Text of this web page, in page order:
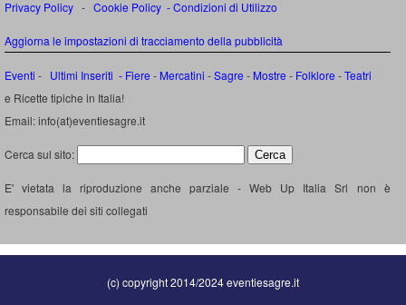
Privacy Policy - Cookie Policy -Condizioni di Utilizzo
Aggiorna le impostazioni di tracciamento della pubblicità
Eventi - Ultimi Inseriti - Fiere - Mercatini -Sagre - Mostre - Folklore -Teatri
e Ricette tipiche in Italia!
Email: info(at)eventiesagre.it
Cerca sul sito:
E' vietata la riproduzione anche parziale - Web Up Italia Srl non è
responsabile dei siti collegati
(c) copyright 2014/2024 eventiesagre.it